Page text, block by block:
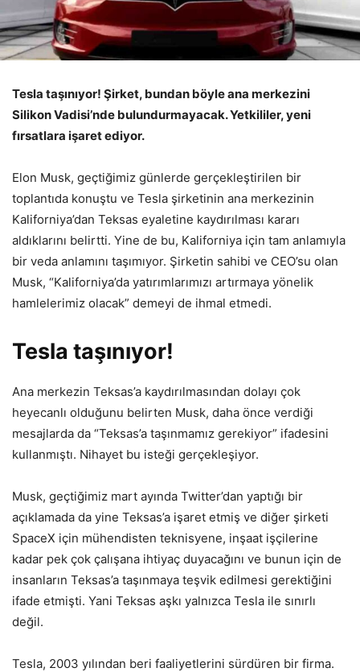
Tesla taşınıyor! Şirket, bundan böyle ana merkezini
Silikon Vadisi’nde bulundurmayacak. Yetkililer, yeni
fırsatlara işaret ediyor.
Elon Musk, geçtiğimiz günlerde gerçekleştirilen bir
toplantıda konuştu ve Tesla şirketinin ana merkezinin
Kaliforniya’dan Teksas eyaletine kaydırılması kararı
aldıklarını belirtti. Yine de bu, Kaliforniya için tam anlamıyla
bir veda anlamını taşımıyor. Şirketin sahibi ve CEO’su olan
Musk, “Kaliforniya’da yatırımlarımızı artırmaya yönelik
hamlelerimiz olacak” demeyi de ihmal etmedi.
Tesla taşınıyor!
Ana merkezin Teksas’a kaydırılmasından dolayı çok
heyecanlı olduğunu belirten Musk, daha önce verdiği
mesajlarda da “Teksas’a taşınmamız gerekiyor” ifadesini
kullanmıştı. Nihayet bu isteği gerçekleşiyor.
Musk, geçtiğimiz mart ayında Twitter’dan yaptığı bir
açıklamada da yine Teksas’a işaret etmiş ve diğer şirketi
SpaceX için mühendisten teknisyene, inşaat işçilerine
kadar pek çok çalışana ihtiyaç duyacağını ve bunun için de
insanların Teksas’a taşınmaya teşvik edilmesi gerektiğini
ifade etmişti. Yani Teksas aşkı yalnızca Tesla ile sınırlı
değil.
Tesla, 2003 yılından beri faaliyetlerini sürdüren bir firma.